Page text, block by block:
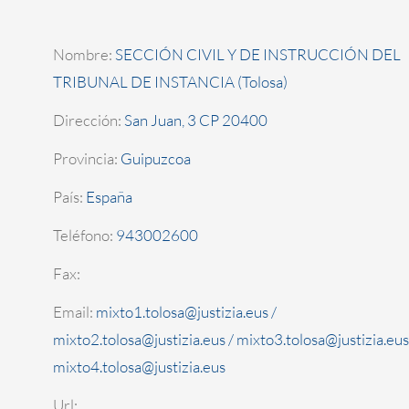
Nombre: SECCIÓN CIVIL Y DE INSTRUCCIÓN DEL
TRIBUNAL DE INSTANCIA (Tolosa)
Dirección: San Juan, 3 CP 20400
Provincia: Guipuzcoa
País: España
Teléfono: 943002600
Fax:
Email: mixto1.tolosa@justizia.eus/
mixto2.tolosa@justizia.eus/mixto3.tolosa@justizia.eus
mixto4.tolosa@justizia.eus
Url: